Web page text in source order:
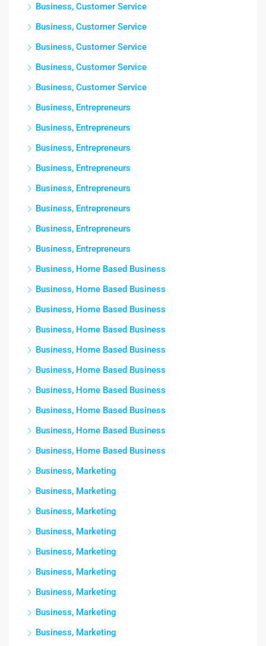
Business, Customer Service
Business, Customer Service
Business, Customer Service
Business, Customer Service
Business, Customer Service
Business, Entrepreneurs
Business, Entrepreneurs
Business, Entrepreneurs
Business, Entrepreneurs
Business, Entrepreneurs
Business, Entrepreneurs
Business, Entrepreneurs
Business, Entrepreneurs
Business, Home Based Business
Business, Home Based Business
Business, Home Based Business
Business, Home Based Business
Business, Home Based Business
Business, Home Based Business
Business, Home Based Business
Business, Home Based Business
Business, Home Based Business
Business, Home Based Business
Business, Marketing
Business, Marketing
Business, Marketing
Business, Marketing
Business, Marketing
Business, Marketing
Business, Marketing
Business, Marketing
Business, Marketing